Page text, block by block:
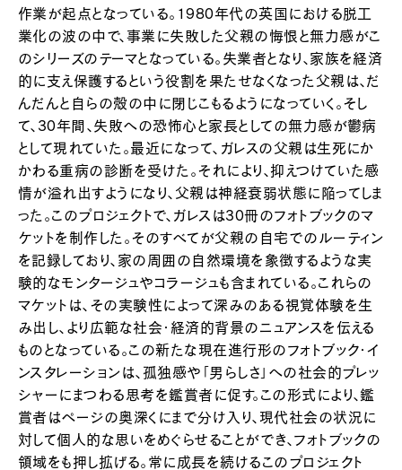
作業が起点となっている。1980年代の英国における脱工
業化の波の中で、事業に失敗した父親の悔恨と無力感がこ
のシリーズのテーマとなっている。失業者となり、家族を経済
的に支え保護するという役割を果たせなくなった父親は、だ
んだんと自らの殻の中に閉じこもるようになっていく。そし
て、30年間、失敗への恐怖心と家長としての無力感が鬱病
として現れていた。最近になって、ガレスの父親は生死にか
かわる重病の診断を受けた。それにより、抑えつけていた感
情が溢れ出すようになり、父親は神経衰弱状態に陥ってしま
った。このプロジェクトで、ガレスは30冊のフォトブックのマ
ケットを制作した。そのすべてが父親の自宅でのルーティン
を記録しており、家の周囲の自然環境を象徴するような実
験的なモンタージュやコラージュも含まれている。これらの
マケットは、その実験性によって深みのある視覚体験を生
み出し、より広範な社会・経済的背景のニュアンスを伝える
ものとなっている。この新たな現在進行形のフォトブック・イ
ンスタレーションは、孤独感や「男らしさ」への社会的プレッ
シャーにまつわる思考を鑑賞者に促す。この形式により、鑑
賞者はページの奥深くにまで分け入り、現代社会の状況に
対して個人的な思いをめぐらせることができ、フォトブックの
領域をも押し拡げる。常に成長を続けるこのプロジェクト